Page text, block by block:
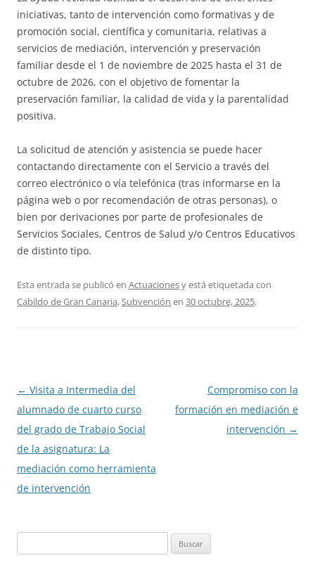
iniciativas, tanto de intervención como formativas y de
promoción social, científica y comunitaria, relativas a
servicios de mediación, intervención y preservación
familiar desde el 1 de noviembre de 2025 hasta el 31 de
octubre de 2026, con el objetivo de fomentar la
preservación familiar, la calidad de vida y la parentalidad
positiva.
La solicitud de atención y asistencia se puede hacer
contactando directamente con el Servicio a través del
correo electrónico o vía telefónica (tras informarse en la
página web o por recomendación de otras personas), o
bien por derivaciones por parte de profesionales de
Servicios Sociales, Centros de Salud y/o Centros Educativos
de distinto tipo.
Esta entrada se publicó en Actuacionesy está etiquetada con
Cabildo de Gran Canaria,Subvención en 30 octubre, 2025.
Navegación
de
entradas
← Visita a Intermedia del
alumnado de cuarto curso
del grado de Trabajo Social
de la asignatura: La
mediación como herramienta
de intervención
Compromiso con la
formación en mediación e
intervención →
u